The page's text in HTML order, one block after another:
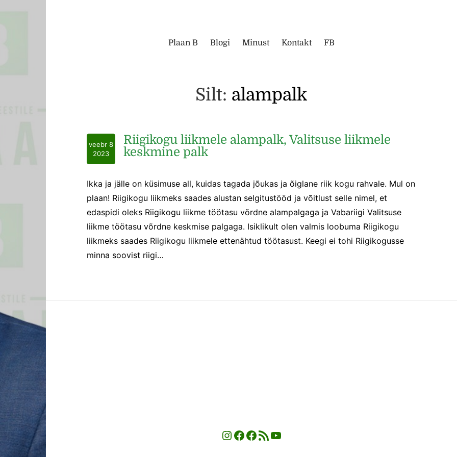
Plaan B Blogi Minust Kontakt FB
Silt: alampalk
veebr 8
2023
Riigikogu liikmele alampalk, Valitsuse liikmele
keskmine palk
Ikka ja jälle on küsimuse all, kuidas tagada jõukas ja õiglane riik kogu rahvale. Mul on
plaan! Riigikogu liikmeks saades alustan selgitustööd ja võitlust selle nimel, et
edaspidi oleks Riigikogu liikme töötasu võrdne alampalgaga ja Vabariigi Valitsuse
liikme töötasu võrdne keskmise palgaga. Isiklikult olen valmis loobuma Riigikogu
liikmeks saades Riigikogu liikmele ettenähtud töötasust. Keegi ei tohi Riigikogusse
minna soovist riigi…
Instagram
Facebook
Facebook
RSS-voogYouTube